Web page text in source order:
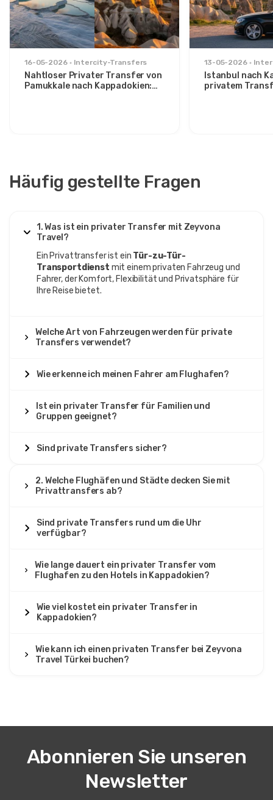
16-05-2026 Intercity-Transfers
Nahtloser Privater Transfer von
Pamukkale nach Kappadokien:
13-05-2026
Istanbul nach
privatem
Häufig gestellte Fragen
1. Was ist ein privater Transfer mit Zeyvona
Travel?
Ein Privattransfer ist ein Tür-zu-Tür-
Transportdienst mit einem privaten Fahrzeug und
Fahrer, der Komfort, Flexibilität und Privatsphäre für
Ihre Reise bietet.
Welche Art von Fahrzeugen werden für private
Transfers verwendet?
Wie erkenne ich meinen Fahrer am Flughafen?
Ist ein privater Transfer für Familien und
Gruppen geeignet?
Sind private Transfers sicher?
2. Welche Flughäfen und Städte decken Sie mit
Privattransfers ab?
Sind private Transfers rund um die Uhr
verfügbar?
Wie lange dauert ein privater Transfer vom
Flughafen zu den Hotels in Kappadokien?
Wie viel kostet ein privater Transfer in
Kappadokien?
Wie kann ich einen privaten Transfer bei Zeyvona
Travel Türkei buchen?
Abonnieren Sie unseren
Newsletter